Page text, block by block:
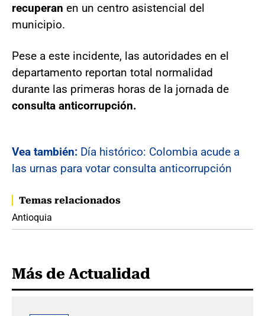
recuperan en un centro asistencial del
municipio.
Pese a este incidente, las autoridades en el
departamento reportan total normalidad
durante las primeras horas de la jornada de
consulta anticorrupción.
Vea también: Día histórico: Colombia acude a
las urnas para votar consulta anticorrupción
Temas relacionados
Antioquia
Más de Actualidad